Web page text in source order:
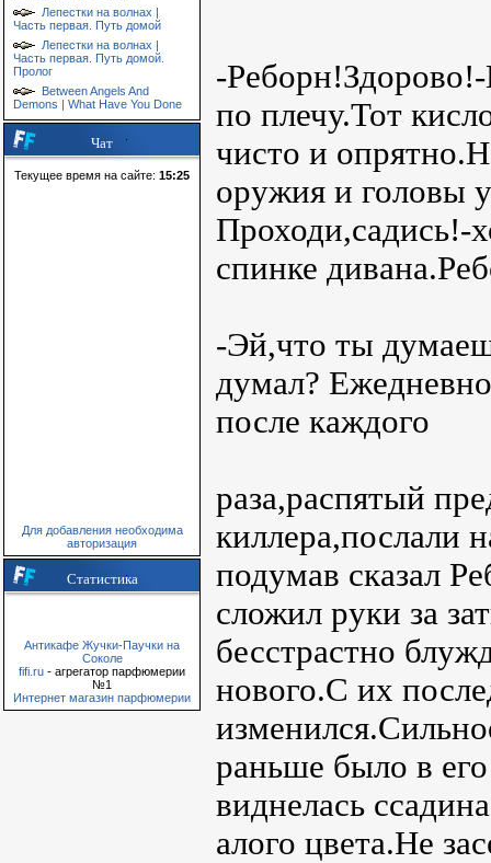
Лепестки на волнах |
Часть первая. Путь домой
Лепестки на волнах |
Часть первая. Путь домой.
Пролог
Between Angels And
Demons | What Have You Done
Чат
Текущее время на сайте: 15:25
Для добавления необходима
авторизация
Статистика
Антикафе Жучки-Паучки на
Соколе
fifi.ru - агрегатор парфюмерии
№1
Интернет магазин парфюмерии
-
по плечу.Тот
чисто и
оружия и головы
Проходи,садись!-
спинке
-Эй,что ты
думал?
после каждого
раза,распятый
киллера,послали
подумав сказал
сложил руки за
бесстрастно
нового.С их
раньше было в
виднелась
алого цвета.Не